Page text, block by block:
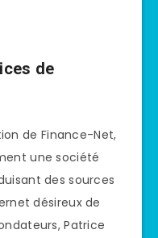
de
de Finance-Net,
une société
des sources
désireux de
Patrice